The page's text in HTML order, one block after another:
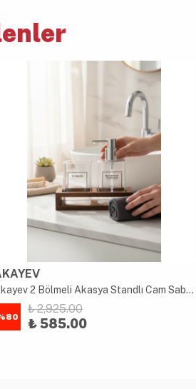
Akayev 2 Bölmeli Akasya Standlı Cam Sabunluk ve Diş Fırçalık Seti
80
₺ 2,925.00
₺ 585.00